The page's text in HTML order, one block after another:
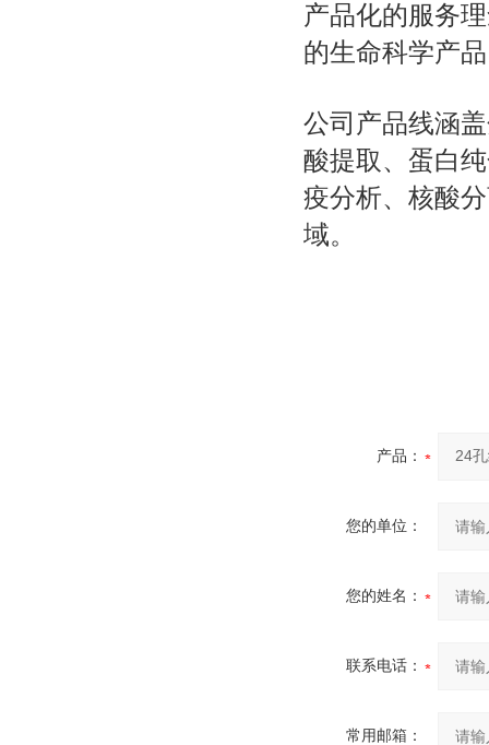
产品化的服务
的生命科学产
公司产品线涵
酸提取、蛋白
疫分析、核酸
域。
产品：
您的单位：
您的姓名：
联系电话：
常用邮箱：